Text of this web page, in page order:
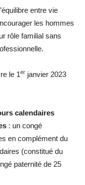
entre vie
les hommes
rôle familial sans
le 1er janvier 2023
calendaires
: un congé
en complément du
(constitué du
paternité de 25